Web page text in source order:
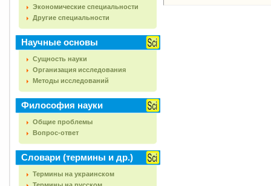
Экономические специальности
Другие специальности
Научные основы
Сущность науки
Организация исследования
Методы исследований
Философия науки
Общие проблемы
Вопрос-ответ
Словари (термины и др.)
Термины на украинском